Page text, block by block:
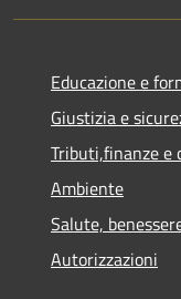
Educazione e
Giustizia e
Tributi,finanze e
Ambiente
Salute,
Autorizzazioni